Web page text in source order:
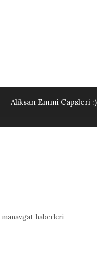
Aliksan Emmi Capsleri :)
manavgat haberleri